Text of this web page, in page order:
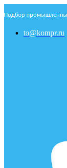
Подбор
to@kompr.ru